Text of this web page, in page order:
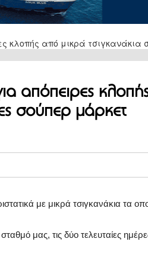
απόπειρες
σούπερ μάρκετ
με μικρά τσιγκανάκια τα
μας, τις δύο τελευταίες